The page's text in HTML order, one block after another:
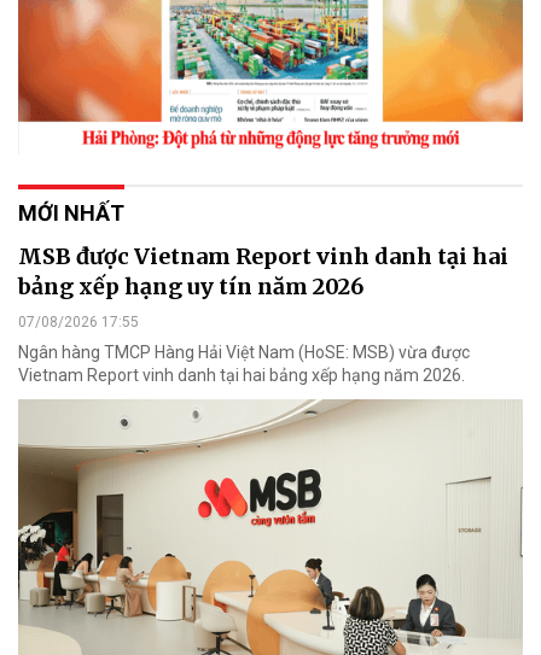
MỚI NHẤT
MSB được Vietnam Report vinh danh tại hai
bảng xếp hạng uy tín năm 2026
07/08/2026 17:55
Ngân hàng TMCP Hàng Hải Việt Nam (HoSE: MSB) vừa được
Vietnam Report vinh danh tại hai bảng xếp hạng năm 2026.